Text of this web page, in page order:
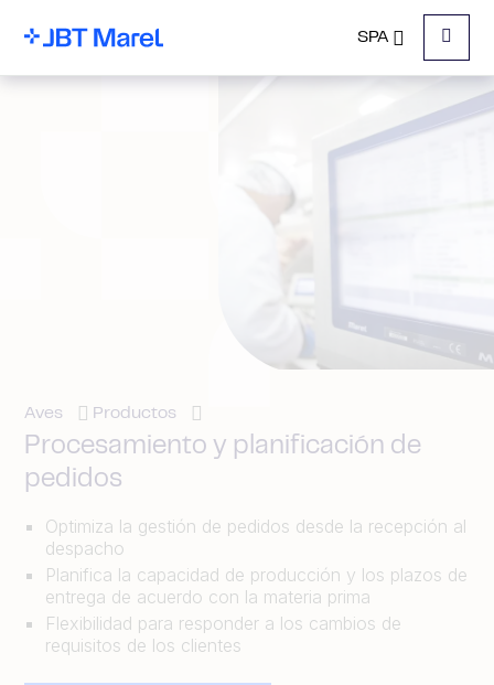
SPA
Menu
Aves Productos
Procesamiento y planificación de
pedidos
Optimiza la gestión de pedidos desde la recepción al
despacho
Planifica la capacidad de producción y los plazos de
entrega de acuerdo con la materia prima
Flexibilidad para responder a los cambios de
requisitos de los clientes